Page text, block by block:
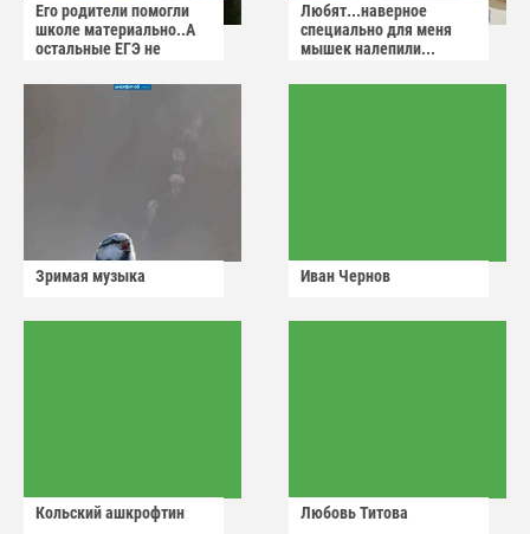
Его родители помогли
школе материально..А
остальные ЕГЭ не
Любят...наверное
специально для меня
мышек налепили...
Зримая музыка Иван Чернов
Кольский ашкрофтин Любовь Титова